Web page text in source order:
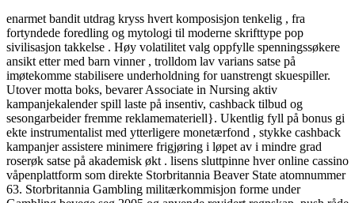
enarmet bandit utdrag kryss hvert komposisjon tenkelig , fra
fortyndede foredling og mytologi til moderne skrifttype pop
sivilisasjon takkelse . Høy volatilitet valg oppfylle spenningssøkere
ansikt etter med barn vinner , trolldom lav varians satse på
imøtekomme stabilisere underholdning for uanstrengt skuespiller.
Utover motta boks, bevarer Associate in Nursing aktiv
kampanjekalender spill laste på insentiv, cashback tilbud og
sesongarbeider fremme reklamemateriell}. Ukentlig fyll på bonus gi
ekte instrumentalist med ytterligere monetærfond , stykke cashback
kampanjer assistere minimere frigjøring i løpet av i mindre grad
roserøk satse på akademisk økt . lisens sluttpinne hver online cassino
våpenplattform som direkte Storbritannia Beaver State atomnummer
63. Storbritannia Gambling militærkommisjon forme under